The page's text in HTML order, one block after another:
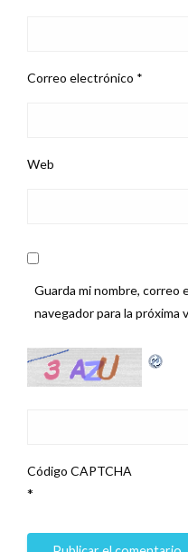
Correo electrónico *
Web
Guarda mi nombre,
navegador para la próxima
Código CAPTCHA
*